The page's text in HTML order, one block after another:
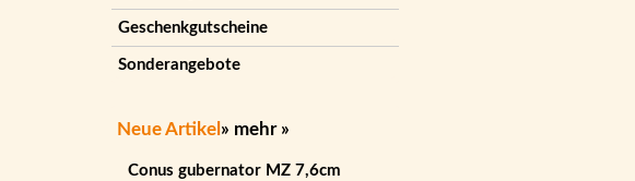
Geschenkgutscheine
Sonderangebote
Neue Artikel » mehr »
Conus gubernator MZ 7,6cm